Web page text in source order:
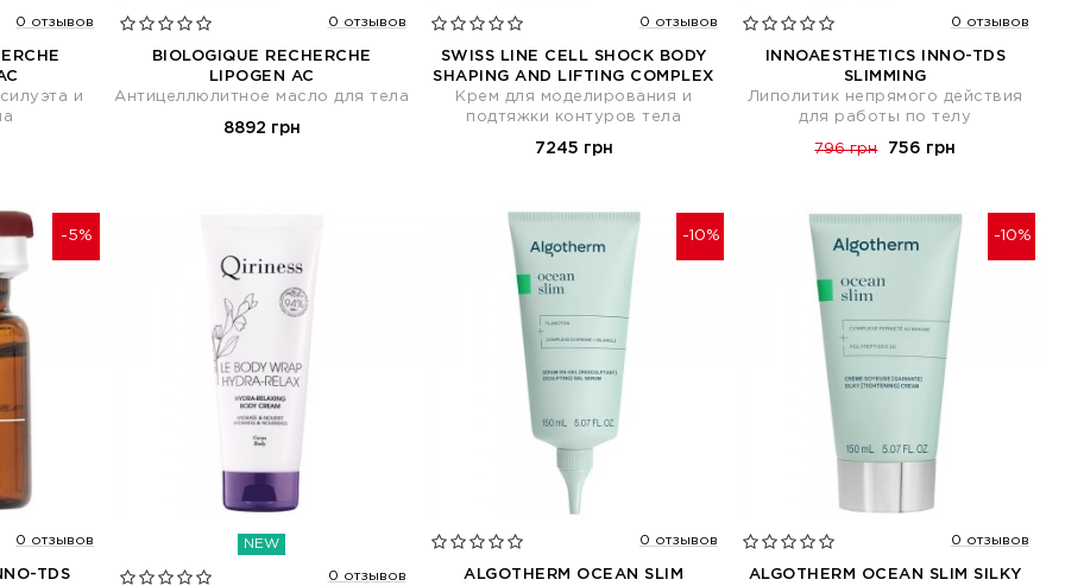
0 отзывов
и
0 отзывов
BIOLOGIQUE RECHERCHE
LIPOGEN AC
Антицеллюлитное масло для тела
8892 грн
0 отзывов
SWISS LINE CELL SHOCK BODY
SHAPING AND LIFTING COMPLEX
Крем для моделирования и
подтяжки контуров тела
7245 грн
0 отзывов
INNOAESTHETICS INNO-TDS
SLIMMING
Липолитик непрямого действия
для работы по телу
796 грн 756 грн
-5%
0 отзывов
TDS
NEW
0 отзывов
-10%
0 отзывов
ALGOTHERM OCEAN SLIM
-10%
0 отзывов
ALGOTHERM OCEAN SLIM SILKY